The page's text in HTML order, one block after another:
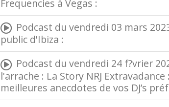
Frequencies à Vegas :
Podcast du vendredi 03 mars
public d'Ibiza :
Podcast du vendredi 24 f?vrier
l'arrache : La Story NRJ
meilleures anecdotes de vos DJ’s